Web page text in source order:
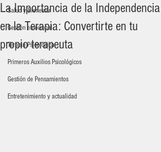
Salud y Bienestar
Gestión emocional
Terapia Psicológica
Primeros Auxilios Psicológicos
Gestión de Pensamientos
Entretenimiento y actualidad
La Importancia de la Independencia
en la Terapia: Convertirte en tu
propio terapeuta